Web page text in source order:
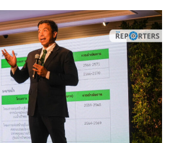
13 มิถุนายน 2023